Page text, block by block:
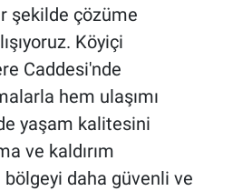
şekilde çözüme
Köyiçi
Caddesi'nde
hem ulaşımı
yaşam kalitesini
ve kaldırım
daha güvenli ve